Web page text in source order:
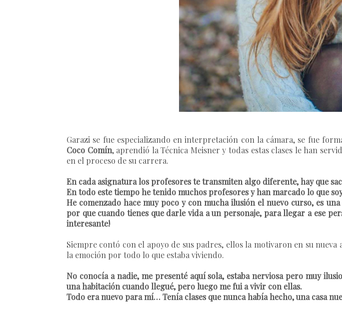
Garazi se fue especializando en interpretación con la cámara, se fue
Coco Comín, aprendió la Técnica Meisner y todas estas clases le han
en el proceso de su carrera.
En cada asignatura los profesores te transmiten algo diferente, hay que
En todo este tiempo he tenido muchos profesores y han marcado lo que
He comenzado hace muy poco y con mucha ilusión el nuevo curso, es
por que cuando tienes que darle vida a un personaje, para llegar a ese
interesante!
Siempre contó con el apoyo de sus padres, ellos la motivaron en su
la emoción por todo lo que estaba viviendo.
No conocía a nadie, me presenté aquí sola, estaba nerviosa pero muy
una habitación cuando llegué, pero luego me fui a vivir con ellas.
Todo era nuevo para mí… Tenía clases que nunca había hecho, una casa